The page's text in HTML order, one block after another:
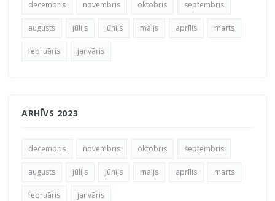
decembris novembris oktobris septembris
augusts jūlijs jūnijs maijs aprīlis marts
februāris janvāris
ARHĪVS 2023
decembris novembris oktobris septembris
augusts jūlijs jūnijs maijs aprīlis marts
februāris janvāris